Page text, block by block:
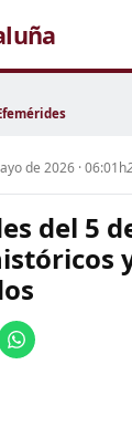
de 2026 · 06:01h
del 5